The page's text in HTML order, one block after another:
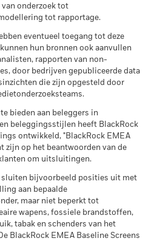
(%)
benchmark 1 (%)
202020212022202320242025
het Fonds zijn rendement in
langer van toepassing zijn.
Fonds zijn naam en/of
beleid gewijzigd.
2017 2018
5,6 -5,2 12,1 3,6
terugkrijgen na aftrek van
rendement per jaar
terugkrijgen na aftrek van
rendement per jaar
terugkrijgen na aftrek van
rendement per jaar
terugkrijgen na aftrek van
wat u zou kunnen terugkrijgen in
0,00%
0,00%
0,00%
onderzoek tot
tot rapportage.
eventueel toegang tot deze
hun bronnen ook aanvullen
rapporten van non-
door bedrijven gepubliceerde data
die zijn opgesteld door
bieden aan beleggers in
beleggingsstijlen heeft BlackRock
ontwikkeld, "BlackRock EMEA
zijn op het beantwoorden van de
om uitsluitingen.
bijvoorbeeld posities uit met
aan bepaalde
maar niet beperkt tot
wapens, fossiele brandstoffen,
tabak en schenders van het
BlackRock EMEA Baseline Screens